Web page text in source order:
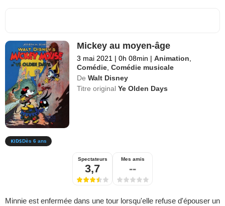
Mickey au moyen-âge
3 mai 2021 | 0h 08min | Animation
Comédie ,Comédie musicale
De Walt Disney
Titre originalYe Olden Days
Dès 6 ans
Spectateurs
3,7
Mes amis
--
Minnie est enfermée dans une tour lorsqu'elle refuse d'épouser un